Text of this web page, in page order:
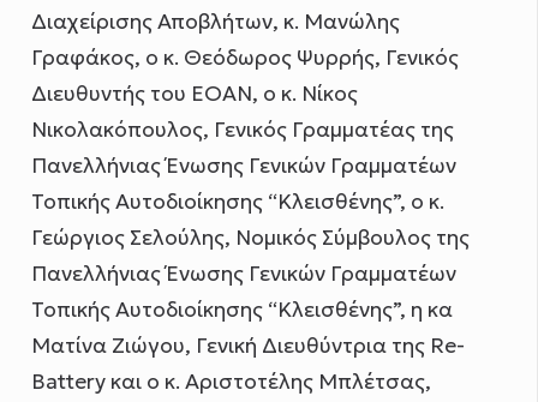
Διαχείρισης Αποβλήτων, κ. Μανώλης
Γραφάκος, ο κ. Θεόδωρος Ψυρρής, Γενικός
Διευθυντής του ΕΟΑΝ, ο κ. Νίκος
Νικολακόπουλος, Γενικός Γραμματέας της
Πανελλήνιας Ένωσης Γενικών Γραμματέων
Τοπικής Αυτοδιοίκησης “Κλεισθένης”, ο κ.
Γεώργιος Σελούλης, Νομικός Σύμβουλος της
Πανελλήνιας Ένωσης Γενικών Γραμματέων
Τοπικής Αυτοδιοίκησης “Κλεισθένης”, η κα
Ματίνα Ζιώγου, Γενική Διευθύντρια της Re-
Battery και ο κ. Αριστοτέλης Μπλέτσας,